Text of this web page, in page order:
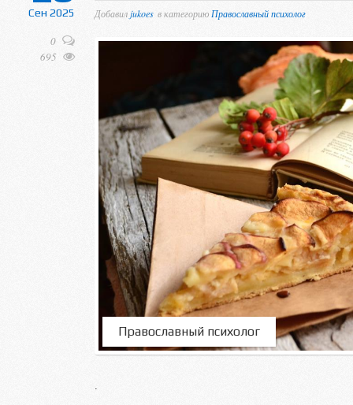
Сен 2025
0
695
Добавил jukoes в категорию Православный психолог
Православный психолог
.